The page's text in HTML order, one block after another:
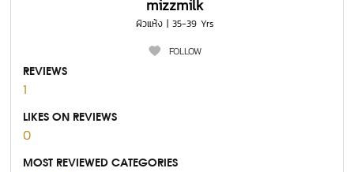
mizzmilk
ผิวแห้ง | 35-39 Yrs
FOLLOW
REVIEWS
1
LIKES ON REVIEWS
0
MOST REVIEWED CATEGORIES